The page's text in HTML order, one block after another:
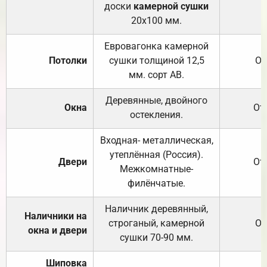
доски камерной сушки
20х100 мм.
Потолки
Евровагонка камерной
сушки толщиной 12,5
мм. сорт АВ.
Окна
Деревянные, двойного
остекления.
Двери
Входная- металлическая,
утеплённая (Россия).
Межкомнатные-
филёнчатые.
Наличники на
окна и двери
Наличник деревянный,
строганый, камерной
сушки 70-90 мм.
Шиповка